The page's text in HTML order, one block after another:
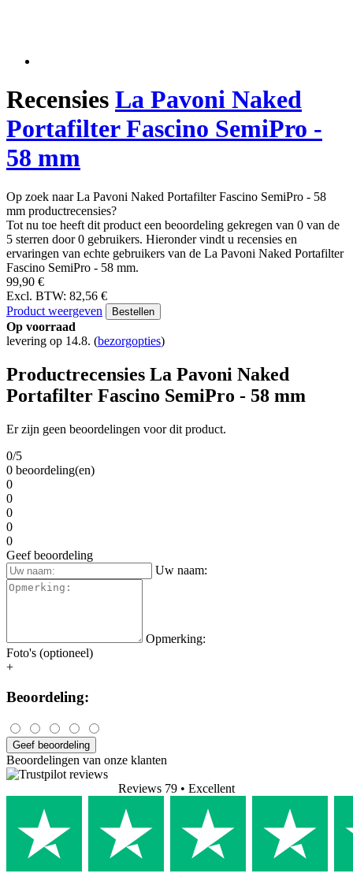
RecensiesLa Pavoni Naked
Portafilter Fascino SemiPro -
58 mm
Op zoek naar La Pavoni Naked Portafilter Fascino SemiPro - 58
mm productrecensies?
Tot nu toe heeft dit product een beoordeling gekregen van 0 van de
5 sterren door 0 gebruikers. Hieronder vindt u recensies en
ervaringen van echte gebruikers van de La Pavoni Naked Portafilter
Fascino SemiPro - 58 mm.
99,90 €
Excl. BTW: 82,56 €
Product weergeven
Op voorraad
levering op 14.8.(bezorgopties)
Productrecensies La Pavoni Naked
Er zijn geen beoordelingen voor dit product.
0 beoordeling(en)
0
0
0
0
Geef beoordeling
Uw naam: